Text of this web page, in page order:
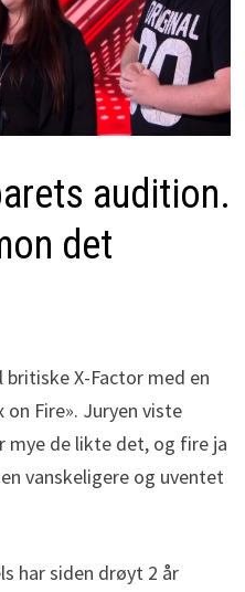
audition.
det
X-Factor med en
on Fire». Juryen viste
mye de likte det, og fire ja
vanskeligere og uventet
har siden drøyt 2 år